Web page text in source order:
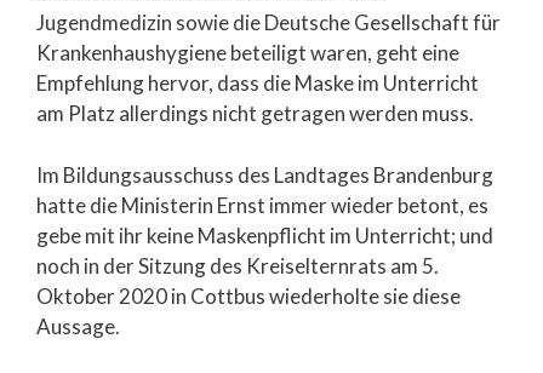
Jugendmedizin sowie die Deutsche Gesellschaft für
Krankenhaushygiene beteiligt waren, geht eine
Empfehlung hervor, dass die Maske im Unterricht
am Platz allerdings nicht getragen werden muss.
Im Bildungsausschuss des Landtages Brandenburg
hatte die Ministerin Ernst immer wieder betont, es
gebe mit ihr keine Maskenpflicht im Unterricht; und
noch in der Sitzung des Kreiselternrats am 5.
Oktober 2020 in Cottbus wiederholte sie diese
Aussage.